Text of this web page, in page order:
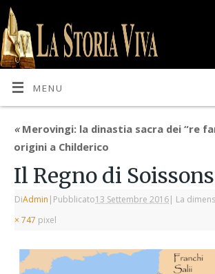
MENU
«Merovingi: la dinastia sacra dei “re
origini a Childerico
Il Regno di Soissons
DiAdmin | Pubblicato13 Settembre 2016| La
× 747 pixel